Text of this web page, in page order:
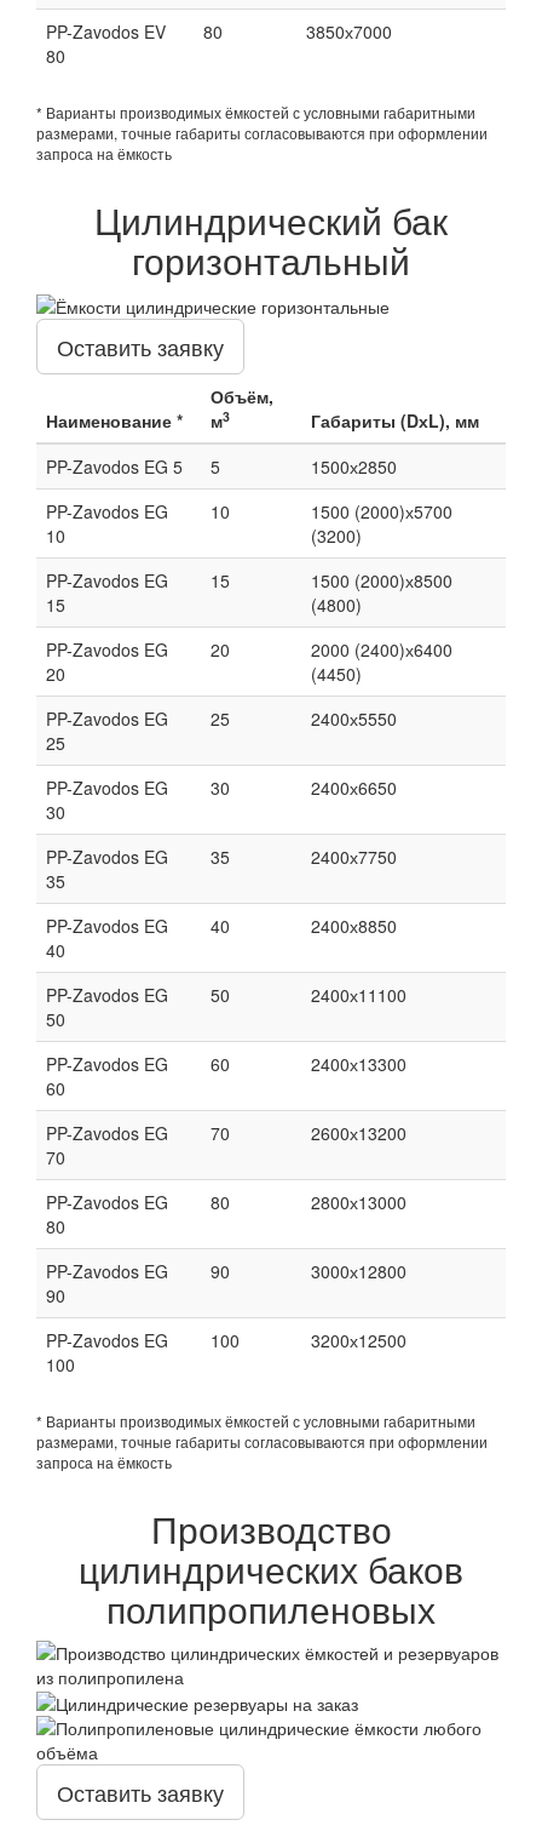
PP-Zavodos EV
80
80 3850х7000
* Варианты производимых ёмкостей с условными габаритными
размерами, точные габариты согласовываются при оформлении
запроса на ёмкость
Цилиндрический бак
горизонтальный
Оставить заявку
Наименование *
Объём,
м3
Габариты (DхL), мм
PP-Zavodos EG 5
5
1500х2850
PP-Zavodos EG
10
10
1500 (2000)х5700
(3200)
PP-Zavodos EG
15
15
1500 (2000)х8500
(4800)
PP-Zavodos EG
20
20
2000 (2400)х6400
(4450)
PP-Zavodos EG
25
25 2400х5550
PP-Zavodos EG
30
30 2400х6650
PP-Zavodos EG
35
35 2400х7750
PP-Zavodos EG
40
40 2400х8850
PP-Zavodos EG
50
50 2400х11100
PP-Zavodos EG
60
60 2400х13300
PP-Zavodos EG
70
70 2600х13200
PP-Zavodos EG
80
80 2800х13000
PP-Zavodos EG
90
90 3000х12800
PP-Zavodos EG
100
100 3200х12500
* Варианты производимых ёмкостей с условными габаритными
размерами, точные габариты согласовываются при оформлении
запроса на ёмкость
Производство
цилиндрических баков
полипропиленовых
Оставить заявку